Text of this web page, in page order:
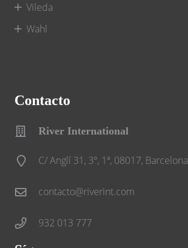
Vileda
Wahl
Contacto
River International
C/ Anglí 31, 3º, 1ª, 08017, Barcelona
contacto@riverint.com
932 013 777